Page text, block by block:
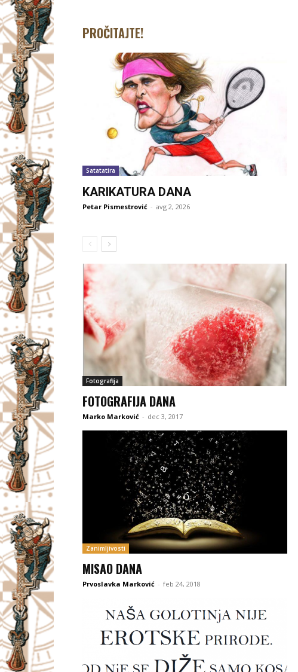
PROČITAJTE!
Satatatira
KARIKATURA DANA
Petar Pismestrović - avg 2, 2026
Fotografija
FOTOGRAFIJA DANA
Marko Marković - dec 3, 2017
Zanimljivosti
MISAO DANA
Prvoslavka Marković - feb 24, 2018